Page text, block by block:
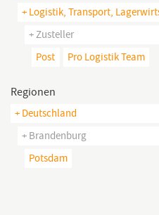
+ Logistik, Transport,
+ Zusteller
Post
Pro Logistik Team
Regionen
+ Deutschland
+ Brandenburg
Potsdam